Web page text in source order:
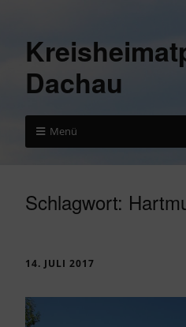
Dachau
Menü
Schlagwort:
14. JULI 2017